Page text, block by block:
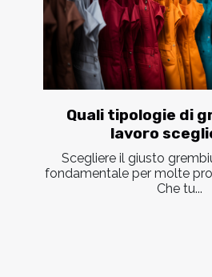
Quali tipologie di
lavoro
Scegliere il giusto
fondamentale per molte
Che tu...